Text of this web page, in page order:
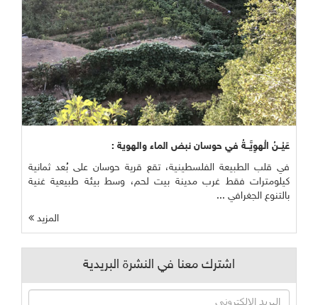
عَيْــنُ الْهوِيَّــةُ في حوسان نبض الماء والهوية :
في قلب الطبيعة الفلسطينية، تقع قرية حوسان على بُعد ثمانية
كيلومترات فقط غرب مدينة بيت لحم، وسط بيئة طبيعية غنية
بالتنوع الجغرافي ...
المزيد
اشترك معنا في النشرة البريدية